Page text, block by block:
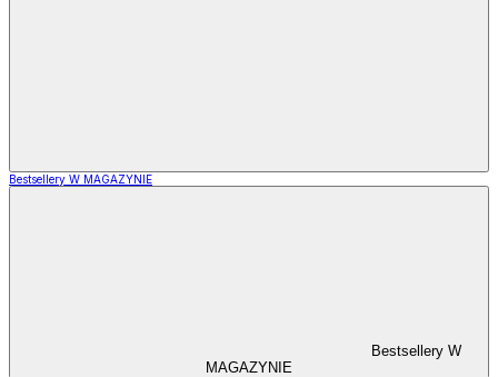
Bestsellery W MAGAZYNIE
Bestsellery W
MAGAZYNIE